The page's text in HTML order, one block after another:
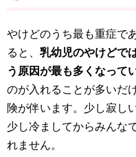
やけどのうち最も重症で
ると、 乳幼児のやけどで
う原因が最も多くなって
のが入れることが多いだ
険が伴います。少し寂し
少し冷ましてからみんな
れません。